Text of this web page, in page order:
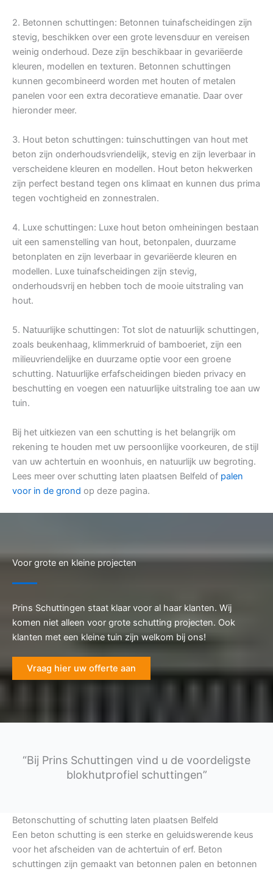
2. Betonnen schuttingen: Betonnen tuinafscheidingen zijn
stevig, beschikken over een grote levensduur en vereisen
weinig onderhoud. Deze zijn beschikbaar in gevariëerde
kleuren, modellen en texturen. Betonnen schuttingen
kunnen gecombineerd worden met houten of metalen
panelen voor een extra decoratieve emanatie. Daar over
hieronder meer.
3. Hout beton schuttingen: tuinschuttingen van hout met
beton zijn onderhoudsvriendelijk, stevig en zijn leverbaar in
verscheidene kleuren en modellen. Hout beton hekwerken
zijn perfect bestand tegen ons klimaat en kunnen dus prima
tegen vochtigheid en zonnestralen.
4. Luxe schuttingen: Luxe hout beton omheiningen bestaan
uit een samenstelling van hout, betonpalen, duurzame
betonplaten en zijn leverbaar in gevariëerde kleuren en
modellen. Luxe tuinafscheidingen zijn stevig,
onderhoudsvrij en hebben toch de mooie uitstraling van
hout.
5. Natuurlijke schuttingen: Tot slot de natuurlijk schuttingen,
zoals beukenhaag, klimmerkruid of bamboeriet, zijn een
milieuvriendelijke en duurzame optie voor een groene
schutting. Natuurlijke erfafscheidingen bieden privacy en
beschutting en voegen een natuurlijke uitstraling toe aan uw
tuin.
Bij het uitkiezen van een schutting is het belangrijk om
rekening te houden met uw persoonlijke voorkeuren, de stijl
van uw achtertuin en woonhuis, en natuurlijk uw begroting.
Lees meer over schutting laten plaatsen Belfeld of palen
voor in de grond op deze pagina.
Voor grote en kleine projecten
Prins Schuttingen staat klaar voor al haar klanten. Wij
komen niet alleen voor grote schutting projecten. Ook
klanten met een kleine tuin zijn welkom bij ons!
Vraag hier uw offerte aan
“Bij Prins Schuttingen vind u de voordeligste
blokhutprofiel schuttingen”
Betonschutting of schutting laten plaatsen Belfeld
Een beton schutting is een sterke en geluidswerende keus
voor het afscheiden van de achtertuin of erf. Beton
schuttingen zijn gemaakt van betonnen palen en betonnen